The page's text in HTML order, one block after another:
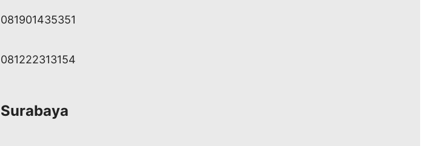
081901435351
081222313154
Surabaya